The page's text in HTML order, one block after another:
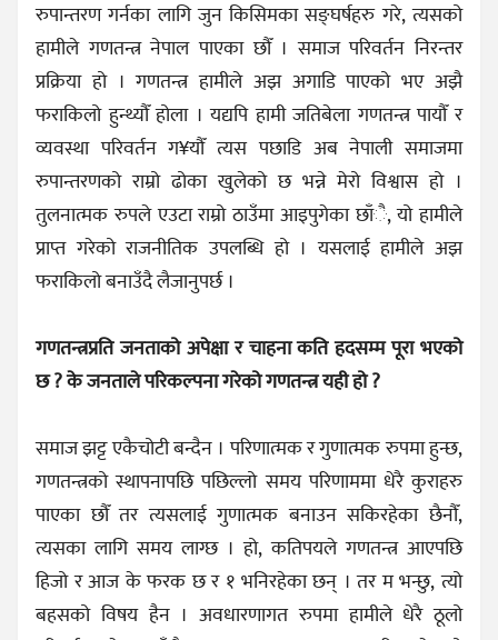
रुपान्तरण गर्नका लागि जुन किसिमका सङ्घर्षहरु गरे, त्यसको
हामीले गणतन्त्र नेपाल पाएका छौँ । समाज परिवर्तन निरन्तर
प्रक्रिया हो । गणतन्त्र हामीले अझ अगाडि पाएको भए अझै
फराकिलो हुन्थ्यौँ होला । यद्यपि हामी जतिबेला गणतन्त्र पायौँ र
व्यवस्था परिवर्तन ग¥यौँ त्यस पछाडि अब नेपाली समाजमा
रुपान्तरणको राम्रो ढोका खुलेको छ भन्ने मेरो विश्वास हो ।
तुलनात्मक रुपले एउटा राम्रो ठाउँमा आइपुगेका छाँै, यो हामीले
प्राप्त गरेको राजनीतिक उपलब्धि हो । यसलाई हामीले अझ
फराकिलो बनाउँदै लैजानुपर्छ ।
गणतन्त्रप्रति जनताको अपेक्षा र चाहना कति हदसम्म पूरा भएको
छ ? के जनताले परिकल्पना गरेको गणतन्त्र यही हो ?
समाज झट्ट एकैचोटी बन्दैन । परिणात्मक र गुणात्मक रुपमा हुन्छ,
गणतन्त्रको स्थापनापछि पछिल्लो समय परिणाममा धेरै कुराहरु
पाएका छौँ तर त्यसलाई गुणात्मक बनाउन सकिरहेका छैनौँ,
त्यसका लागि समय लाग्छ । हो, कतिपयले गणतन्त्र आएपछि
हिजो र आज के फरक छ र १ भनिरहेका छन् । तर म भन्छु, त्यो
बहसको विषय हैन । अवधारणागत रुपमा हामीले धेरै ठूलो